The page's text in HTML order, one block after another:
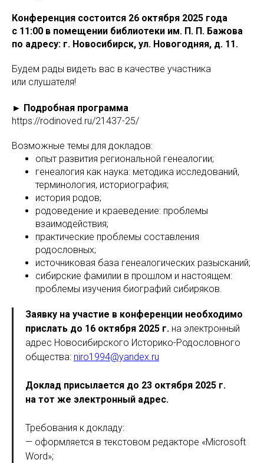
Конференция состоится 26 октября 2025 года
с 11:00 в помещении библиотеки им. П. П. Бажова
по адресу: г. Новосибирск, ул. Новогодняя, д. 11.
Будем рады видеть вас в качестве участника
или слушателя!
► Подробная программа
https://rodinoved.ru/21437-25/
Возможные темы для докладов:
опыт развития региональной генеалогии;
генеалогия как наука: методика исследований,
терминология, историография;
история родов;
родоведение и краеведение: проблемы
взаимодействия;
практические проблемы составления
родословных;
источниковая база генеалогических разысканий;
сибирские фамилии в прошлом и настоящем:
проблемы изучения биографий сибиряков.
Заявку на участие в конференции необходимо
прислать до 16 октября 2025 г. на электронный
адрес Новосибирского Историко-Родословного
общества: niro1994@yandex.ru
Доклад присылается до 23 октября 2025 г.
на тот же электронный адрес.
Требования к докладу:
— оформляется в текстовом редакторе «Microsoft
Word»;